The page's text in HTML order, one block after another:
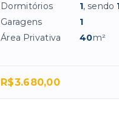
Dormitórios 1, sendo
Garagens
1
Área Privativa
40m²
R$3.680,00